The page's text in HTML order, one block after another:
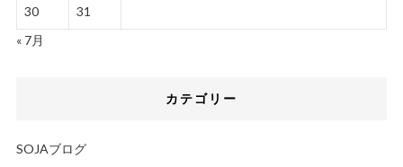
30
31
« 7月
カテゴリー
SOJAブログ